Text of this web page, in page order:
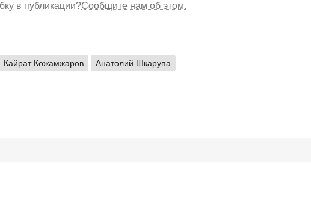
в публикации?Сообщите нам об этом.
Кайрат Кожамжаров Анатолий Шкарупа